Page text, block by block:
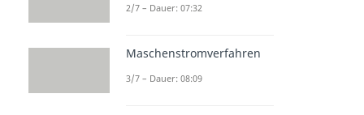
2/7 – Dauer: 07:32
Maschenstromverfahren
3/7 – Dauer: 08:09